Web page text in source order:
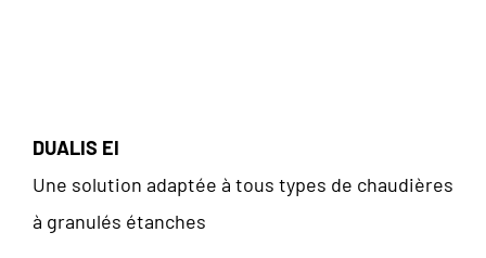
DUALIS EI
Une solution adaptée à tous types de chaudières
à granulés étanches